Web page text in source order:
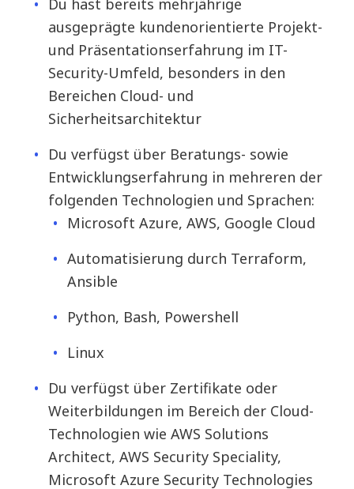
Du hast bereits mehrjährige
ausgeprägte kundenorientierte Projekt-
und Präsentationserfahrung im IT-
Security-Umfeld, besonders in den
Bereichen Cloud- und
Sicherheitsarchitektur
Du verfügst über Beratungs- sowie
Entwicklungserfahrung in mehreren der
folgenden Technologien und Sprachen:
Microsoft Azure, AWS, Google Cloud
Automatisierung durch Terraform,
Ansible
Python, Bash, Powershell
Linux
Du verfügst über Zertifikate oder
Weiterbildungen im Bereich der Cloud-
Technologien wie AWS Solutions
Architect, AWS Security Speciality,
Microsoft Azure Security Technologies